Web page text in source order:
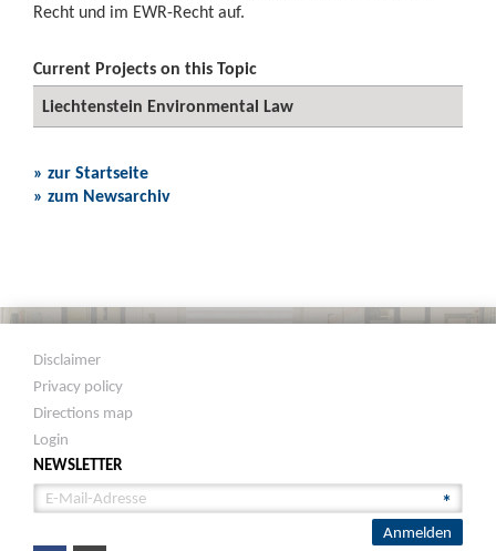
Recht und im EWR-Recht auf.
Current Projects on this Topic
Liechtenstein Environmental Law
» zur Startseite
» zum Newsarchiv
Disclaimer
Privacy policy
Directions map
Login
NEWSLETTER